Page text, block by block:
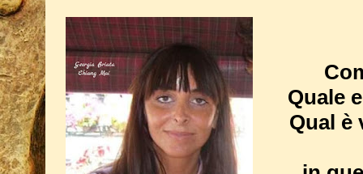
Quale
Qual è